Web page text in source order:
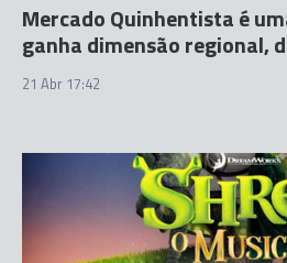
Mercado Quinhentista é
ganha dimensão regional,
21 Abr 17:42